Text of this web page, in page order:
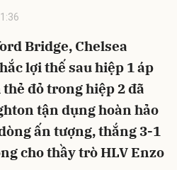
Bridge, Chelsea
lợi thế sau hiệp 1 áp
đỏ trong hiệp 2 đã
tận dụng hoàn hảo
ấn tượng, thắng 3-1
cho thầy trò HLV Enzo